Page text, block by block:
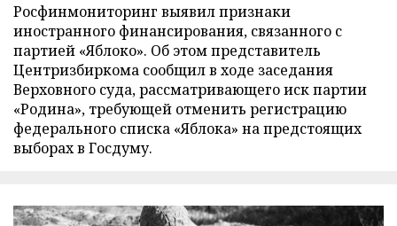
Росфинмониторинг выявил признаки
иностранного финансирования, связанного с
партией «Яблоко». Об этом представитель
Центризбиркома сообщил в ходе заседания
Верховного суда, рассматривающего иск партии
«Родина», требующей отменить регистрацию
федерального списка «Яблока» на предстоящих
выборах в Госдуму.